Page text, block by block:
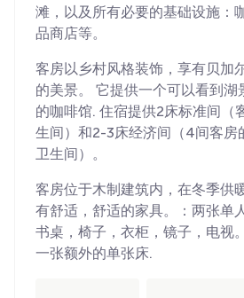
滩，以及所有必要的基础设施：
品商店等。
客房以乡村风格装饰，享有贝加
的美景。 它提供一个可以看到湖
的咖啡馆. 住宿提供2床标准间（
生间）和2-3床经济间（4间客房
卫生间）。
客房位于木制建筑内，在冬季供
有舒适，舒适的家具。：两张单
书桌，椅子，衣柜，镜子，电视
一张额外的单张床.